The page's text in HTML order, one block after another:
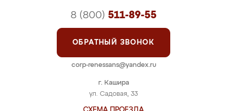
г. Кашира
ул. Садовая, 33
8 (800) 511-89-55
ОБРАТНЫЙ ЗВОНОК
corp-renessans@yandex.ru